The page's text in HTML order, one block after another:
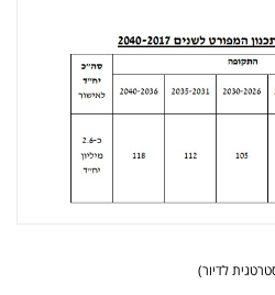
לדיור)